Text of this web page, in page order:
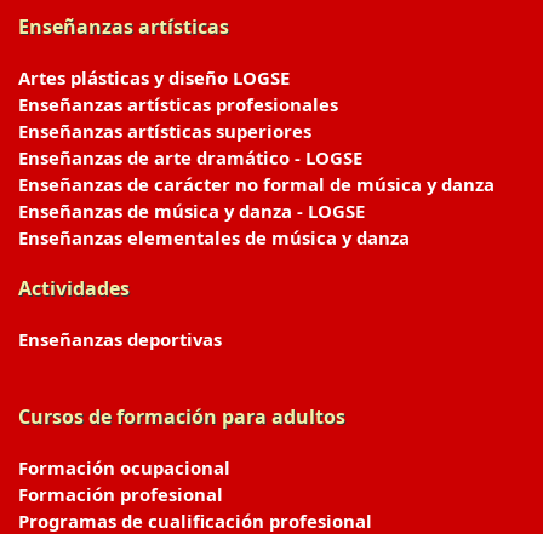
Enseñanzas artísticas
Artes plásticas y diseño LOGSE
Enseñanzas artísticas profesionales
Enseñanzas artísticas superiores
Enseñanzas de arte dramático - LOGSE
Enseñanzas de carácter no formal de música y danza
Enseñanzas de música y danza - LOGSE
Enseñanzas elementales de música y danza
Actividades
Enseñanzas deportivas
Cursos de formación para adultos
Formación ocupacional
Formación profesional
Programas de cualificación profesional